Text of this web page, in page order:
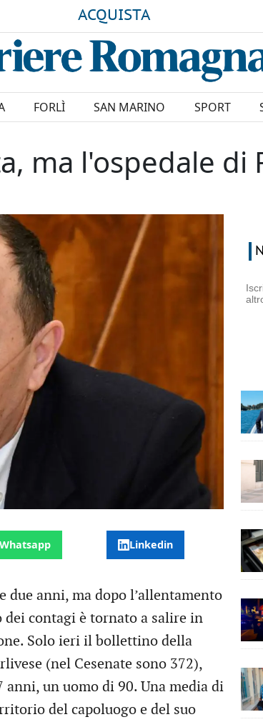
ACQUISTA
FORLÌ SAN MARINO SPORT
ma l'ospedale
Linkedin
anni, ma dopo l’allentamento
contagi è tornato a salire in
Solo ieri il bollettino della
(nel Cesenate sono 372),
un uomo di 90. Una media di
del capoluogo e del suo